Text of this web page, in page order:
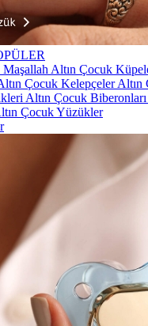
Altın Çocuk
Çocuk KelepçelerAltın
Altın Çocuk Biberonları
Çocuk Yüzükler